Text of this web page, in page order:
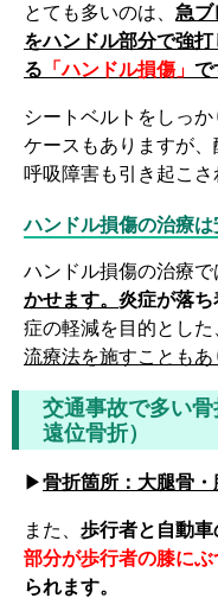
とても多いのは、 急ブ
をハンドル部分で強
る 「ハンドル損傷」 で
シートベルトをしっ
ケースもありますが、
呼吸障害も引き起こさ
ハンドル損傷の治療
ハンドル損傷の治療で
かせます。 炎症が落ち
症の軽減を目的とした
流療法を施すこともあ
交通事故で多い
遠位骨折）
▶骨折箇所：大腿骨・
また、 歩行者と自動車
部分が歩行者の膝に
られます。